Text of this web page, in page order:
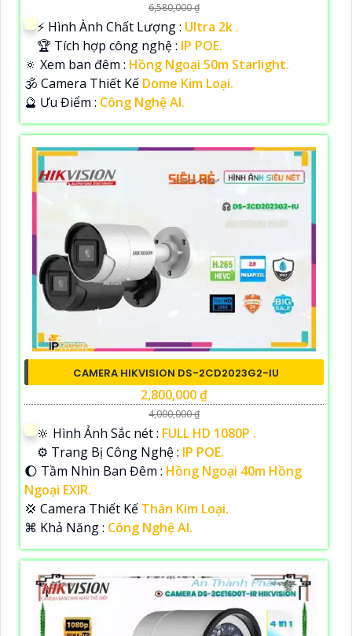
6,580,000 ₫
️⚡ Hình Ành Chất Lượng : Ultra 2k .
🏆 Tích hợp công nghệ : IP POE.
🔅 Xem ban đêm : Hồng Ngoại 50m Starlight.
🕉️ Camera Thiết Kế Dome Kim Loại.
️🔮 Ưu Điểm : Công Nghệ AI.
CAMERA HIKVISION DS-2CD2023G2-IU
2,800,000 ₫
4,000,000 ₫
🔆 Hình Ảnh Sắc nét : FULL HD 1080P .
⚙ Trang Bị Công Nghệ : IP POE.
🌔 Tầm Nhìn Ban Đêm : Hồng Ngoại 40m Hồng
Ngoại EXIR.
💢 Camera Thiết Kế Thân Kim Loại.
️⌘ Khả Năng : Công Nghệ AI.